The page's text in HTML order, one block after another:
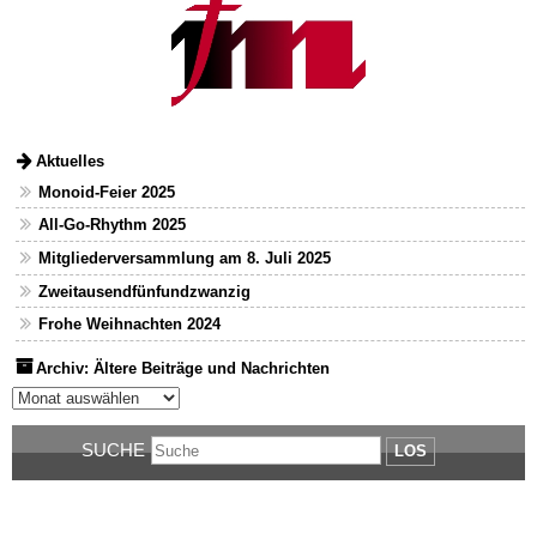
Aktuelles
Monoid-Feier 2025
All-Go-Rhythm 2025
Mitgliederversammlung am 8. Juli 2025
Zweitausendfünfundzwanzig
Frohe Weihnachten 2024
Archiv: Ältere Beiträge und Nachrichten
Archiv: Ältere Beiträge und Nachrichten
SUCHE LOS